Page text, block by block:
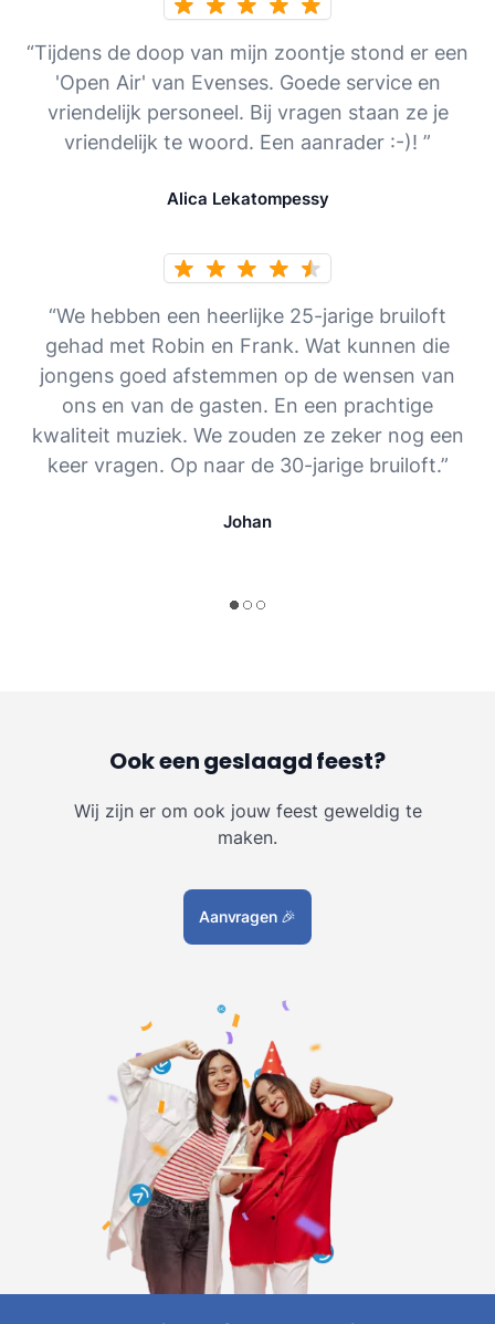
“Tijdens de doop van mijn zoontje stond er een
'Open Air' van Evenses. Goede service en
vriendelijk personeel. Bij vragen staan ze je
vriendelijk te woord. Een aanrader :-)! ”
Alica Lekatompessy
“We hebben een heerlijke 25-jarige bruiloft
gehad met Robin en Frank. Wat kunnen die
jongens goed afstemmen op de wensen van
ons en van de gasten. En een prachtige
kwaliteit muziek. We zouden ze zeker nog een
keer vragen. Op naar de 30-jarige bruiloft.”
Johan
Ook een geslaagd feest?
Wij zijn er om ook jouw feest geweldig te
maken.
Aanvragen 🎉